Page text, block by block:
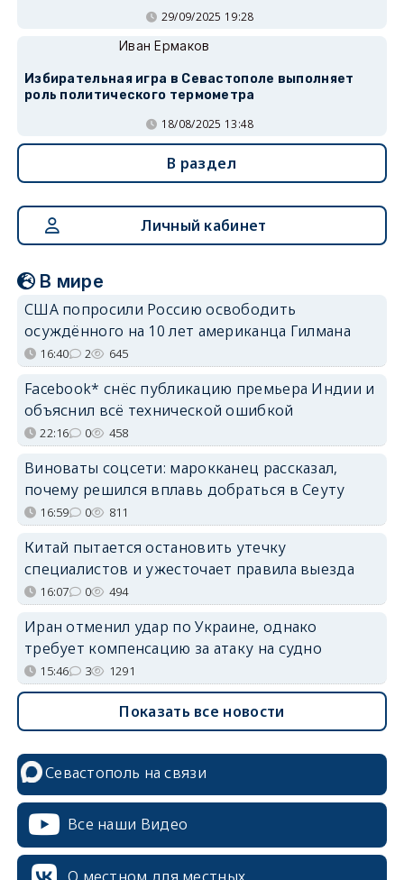
29/09/2025 19:28
Иван Ермаков
Избирательная игра в Севастополе выполняет
роль политического термометра
18/08/2025 13:48
В раздел
Личный кабинет
В мире
США попросили Россию освободить
осуждённого на 10 лет американца Гилмана
16:40 2 645
Facebook* снёс публикацию премьера Индии и
объяснил всё технической ошибкой
22:16 0 458
Виноваты соцсети: марокканец рассказал,
почему решился вплавь добраться в Сеуту
16:59 0 811
Китай пытается остановить утечку
специалистов и ужесточает правила выезда
16:07 0 494
Иран отменил удар по Украине, однако
требует компенсацию за атаку на судно
15:46 3 1291
Показать все новости
Севастополь на связи
Все наши Видео